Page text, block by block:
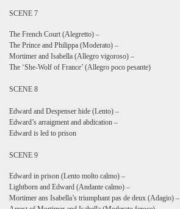
SCENE 7
The French Court (Alegretto) –
The Prince and Philippa (Moderato) –
Mortimer and Isabella (Allegro vigoroso) –
The ‘She-Wolf of France’ (Allegro poco pesante)
SCENE 8
Edward and Despenser hide (Lento) –
Edward’s arraigment and abdication –
Edward is led to prison
SCENE 9
Edward in prison (Lento molto calmo) –
Lightborn and Edward (Andante calmo) –
Mortimer ans Isabella’s triumphant pas de deux (Adagio) –